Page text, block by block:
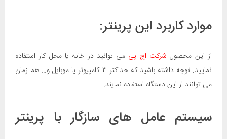
موارد کاربرد این پرینتر:
از این محصول شرکت اچ پی می توانید در خانه یا محل کار استفاده
نمایید. توجه داشته باشید که حداکثر ۳ کامپیوتر یا موبایل و… هم زمان
می توانند از این دستگاه استفاده نمایند.
سیستم عامل های سازگار با پرینتر